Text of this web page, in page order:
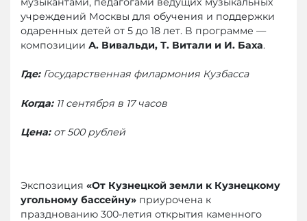
учреждений Москвы для обучения и поддержки
одаренных детей от 5 до 18 лет. В программе —
композиции А. Вивальди, Т. Витали и И. Баха.
Где:Государственная филармония Кузбасса
Когда:11 сентября в 17 часов
Цена:от 500 рублей
Экспозиция «От Кузнецкой земли к Кузнецкому
угольному бассейну» приурочена к
празднованию 300-летия открытия каменного